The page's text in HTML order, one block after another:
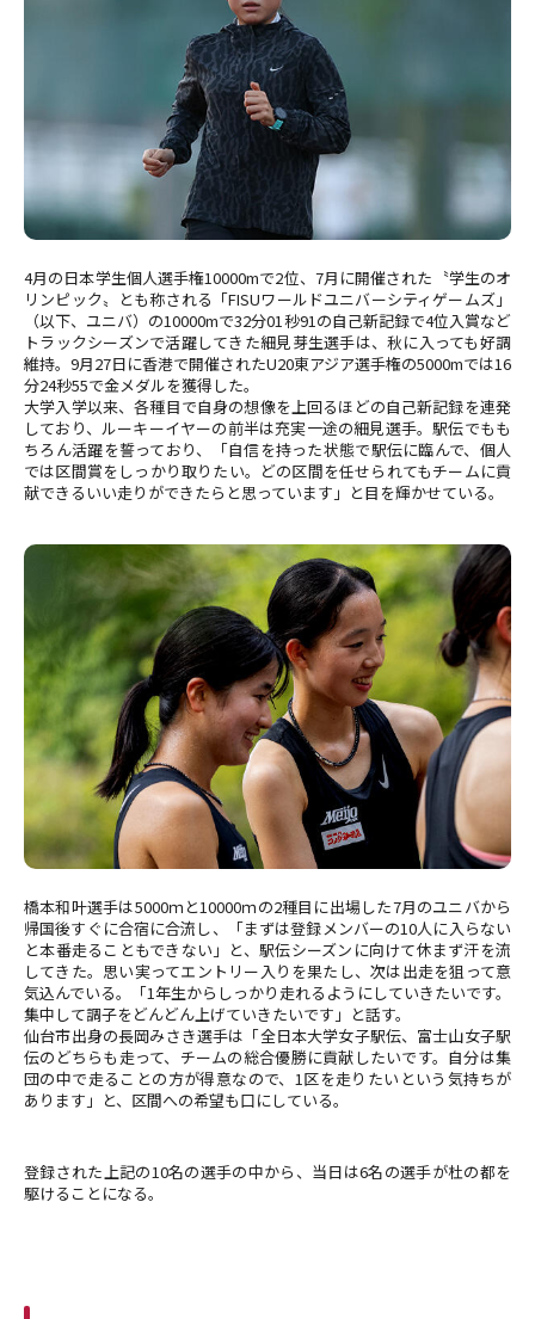
4月の日本学生個人選手権10000mで2位、7月に開催された〝学生のオ
リンピック〟とも称される「FISUワールドユニバーシティゲームズ」
（以下、ユニバ）の10000mで32分01秒91の自己新記録で4位入賞など
トラックシーズンで活躍してきた細見芽生選手は、秋に入っても好調
維持。9月27日に香港で開催されたU20東アジア選手権の5000mでは16
分24秒55で金メダルを獲得した。
大学入学以来、各種目で自身の想像を上回るほどの自己新記録を連発
しており、ルーキーイヤーの前半は充実一途の細見選手。駅伝でもも
ちろん活躍を誓っており、「自信を持った状態で駅伝に臨んで、個人
では区間賞をしっかり取りたい。どの区間を任せられてもチームに貢
献できるいい走りができたらと思っています」と目を輝かせている。
橋本和叶選手は5000ｍと10000ｍの2種目に出場した7月のユニバから
帰国後すぐに合宿に合流し、「まずは登録メンバーの10人に入らない
と本番走ることもできない」と、駅伝シーズンに向けて休まず汗を流
してきた。思い実ってエントリー入りを果たし、次は出走を狙って意
気込んでいる。「1年生からしっかり走れるようにしていきたいです。
集中して調子をどんどん上げていきたいです」と話す。
仙台市出身の長岡みさき選手は「全日本大学女子駅伝、富士山女子駅
伝のどちらも走って、チームの総合優勝に貢献したいです。自分は集
団の中で走ることの方が得意なので、1区を走りたいという気持ちが
あります」と、区間への希望も口にしている。
登録された上記の10名の選手の中から、当日は6名の選手が杜の都を
駆けることになる。